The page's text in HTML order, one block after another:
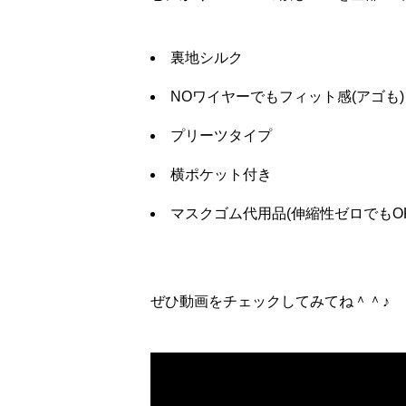
裏地シルク
NOワイヤーでもフィット感(アゴも)
プリーツタイプ
横ポケット付き
マスクゴム代用品(伸縮性ゼロでも
ぜひ動画をチェックしてみてね＾＾♪